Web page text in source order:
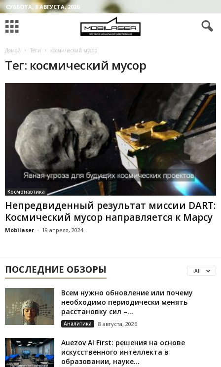
СУББОТА, 8 АВГУСТА, 2026
Домой Теги космический мусор
Тег: космический мусор
Космонавтика
Непредвиденный результат миссии DART:
Космический мусор направляется к Марсу
Mobilaser - 19 апреля, 2024
ПОСЛЕДНИЕ ОБЗОРЫ All
Всем нужно обновление или почему
необходимо периодически менять
расстановку сил –...
Аналитика 8 августа, 2026
Auezov AI First: решения на основе
искусственного интеллекта в
образовании, науке...